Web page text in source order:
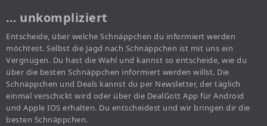
… unkompliziert
Entscheide, über welche Schnäppchen du informiert werden
möchtest. Selbst die Jagd nach Schnäppchen ist mit uns ein
Vergnügen. Du hast die Wahl und kannst so entscheide, wie du
über die besten Schnäppchen informiert werden willst. Die
Schnäppchen und Deals kannst du per Newsletter, der täglich
einmal verschickt wird oder über die DealGott App für Android
und Apple IOS erhalten. Du entscheidest und wir bringen dir die
besten Schnäppchen.